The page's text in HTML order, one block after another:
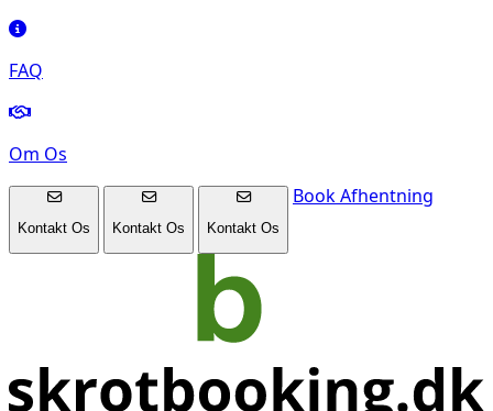
FAQ
Om Os
Kontakt Os Kontakt Os Kontakt Os
Book Afhentning